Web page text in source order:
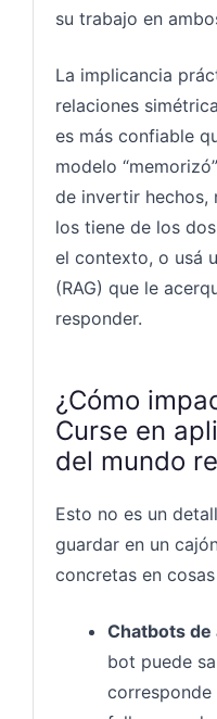
su trabajo en
La implicancia
relaciones
es más confiable
modelo
de invertir hechos,
los tiene de los
el contexto, o usá
(RAG) que le
responder.
¿Cómo
Curse en
del mundo
Esto no es un
guardar en un
concretas en
Chatbots de
bot puede